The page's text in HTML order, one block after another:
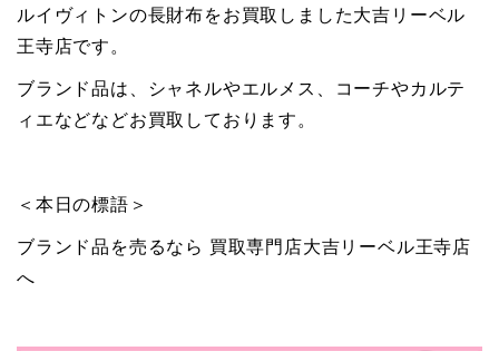
ルイヴィトンの長財布をお買取しました大吉リーベル
王寺店です。
ブランド品は、シャネルやエルメス、コーチやカルテ
ィエなどなどお買取しております。
＜本日の標語＞
ブランド品を売るなら 買取専門店大吉リーベル王寺店
へ